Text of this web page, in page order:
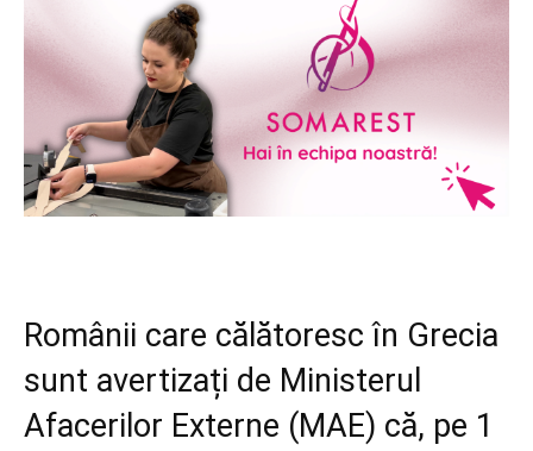
Românii care călătoresc în Grecia
sunt avertizați de Ministerul
Afacerilor Externe (MAE) că, pe 1